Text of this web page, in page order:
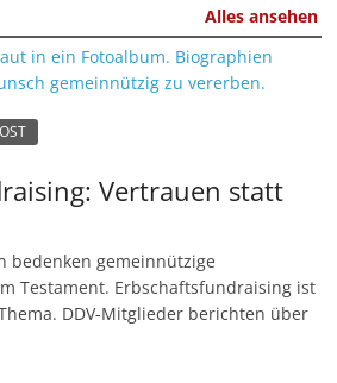
Alles ansehen
Vertrauen statt
bedenken gemeinnützige
Testament. Erbschaftsfundraising ist
DDV-Mitglieder berichten über